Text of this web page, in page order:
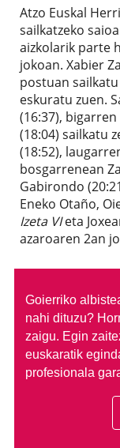
Atzo Euskal
sailkatzeko
aizkolarik parte
jokoan. Xabier
postuan
eskuratu zuen.
(16:37),
(18:04) sailkatu
(18:52),
bosgarrenean
Gabirondo
Eneko Otaño,
Izeta VIeta
azaroaren 2an
Goierriko
nahi dituzu?
zaigu. Egin
euskaratik
profesionala